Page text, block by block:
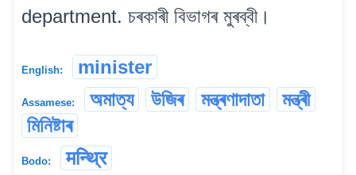
department. চৰকাৰী বিভাগৰ মুৰব্বী।
English: minister
Assamese: অমাত্য উজিৰ মন্ত্ৰণাদাতা
মন্ত্ৰী
মিনিষ্টাৰ
Bodo: मन्थ्रि